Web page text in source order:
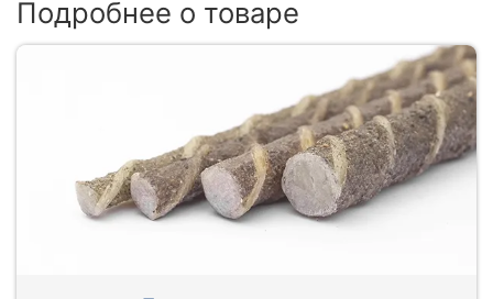
Подробнее о товаре